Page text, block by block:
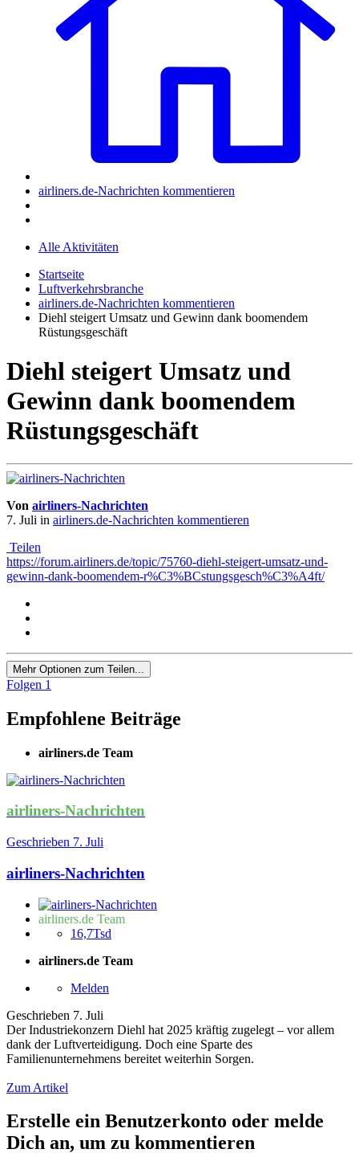
airliners.de-Nachrichten kommentieren
Alle Aktivitäten
Startseite
Luftverkehrsbranche
airliners.de-Nachrichten kommentieren
Diehl steigert Umsatz und Gewinn dank boomendem
Rüstungsgeschäft
Diehl steigert Umsatz und
Gewinn dank boomendem
Rüstungsgeschäft
Von airliners-Nachrichten
7. Juli in airliners.de-Nachrichten kommentieren
Teilen
https://forum.airliners.de/topic/75760-diehl-steigert-umsatz-und-
gewinn-dank-boomendem-r%C3%BCstungsgesch%C3%A4ft/
Mehr Optionen zum Teilen...
Folgen 1
Empfohlene Beiträge
airliners.de Team
airliners-Nachrichten
Geschrieben 7. Juli
airliners-Nachrichten
airliners.de Team
16,7Tsd
airliners.de Team
Melden
Geschrieben 7. Juli
Der Industriekonzern Diehl hat 2025 kräftig zugelegt – vor allem
dank der Luftverteidigung. Doch eine Sparte des
Familienunternehmens bereitet weiterhin Sorgen.
Zum Artikel
Erstelle ein Benutzerkonto oder melde
Dich an, um zu kommentieren